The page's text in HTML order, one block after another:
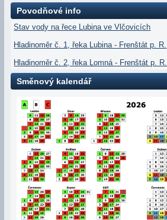
Povodňové info
Stav vody na řece Lubina ve Vlčovicích
Hladinoměr č. 1, řeka Lubina - Frenštát p. R.
Hladinoměr č. 2, řeka Lomná - Frenštát p. R.
Směnový kalendář